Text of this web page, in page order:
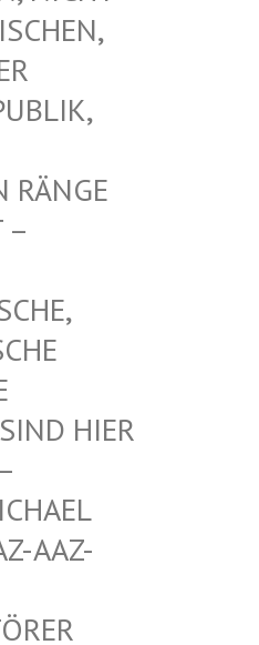
N
B
D
A
A
H
HIER V
G
AAZ-A
Z